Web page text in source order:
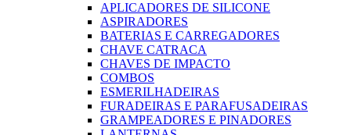
APLICADORES DE SILICONE
ASPIRADORES
BATERIAS E CARREGADORES
CHAVE CATRACA
CHAVES DE IMPACTO
COMBOS
ESMERILHADEIRAS
FURADEIRAS E PARAFUSADEIRAS
GRAMPEADORES E PINADORES